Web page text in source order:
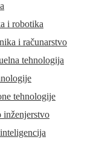
i robotika
i računarstvo
tehnologija
tehnologije
inženjerstvo